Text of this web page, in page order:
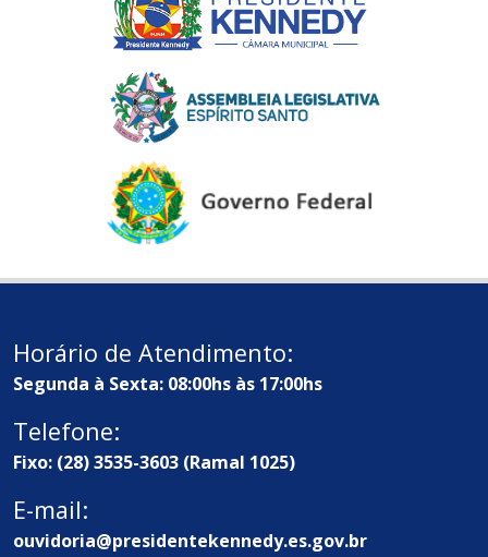
Horário de Atendimento:
Segunda à Sexta: 08:00hs às 17:00hs
Telefone:
Fixo: (28) 3535-3603 (Ramal 1025)
E-mail:
ouvidoria@presidentekennedy.es.gov.br